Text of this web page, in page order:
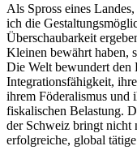
Als Spross eines
ich die
Überschaubarkeit
Kleinen bewährt haben,
Die Welt bewundert
Integrationsfähigkeit,
ihrem Föderalismus und
fiskalischen Belastung.
der Schweiz bringt nicht
erfolgreiche, global